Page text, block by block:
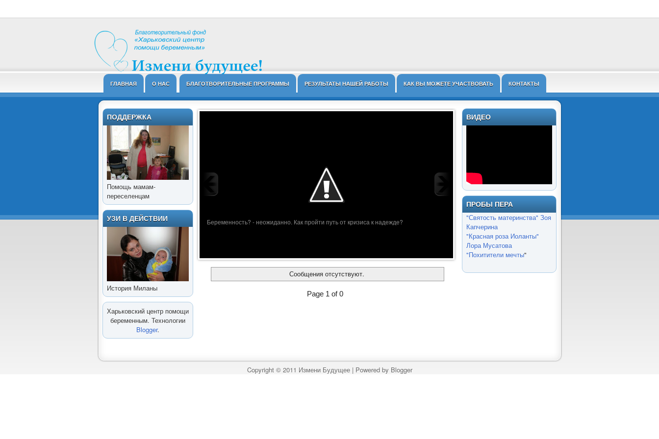
ГЛАВНАЯ О НАС БЛАГОТВОРИТЕЛЬНЫЕ ПРОГРАММЫ РЕЗУЛЬТАТЫ НАШЕЙ РАБОТЫ КАК ВЫ МОЖЕТЕ УЧАСТВОВАТЬ КОНТАКТЫ
ПОДДЕРЖКА
Помощь мамам-
переселенцам
УЗИ В ДЕЙСТВИИ
История Миланы
Харьковский центр помощи
беременным. Технологии
Blogger.
Беременность? - неожиданно. Как пройти путь от кризиса к надежде?
Сообщения отсутствуют.
Page 1 of 0
ВИДЕО
ПРОБЫ ПЕРА
"Святость материнства" Зоя
Капчерина
"Красная роза Иоланты"
Лора Мусатова
"Похитители мечты"
Copyright © 2011 Измени Будущее| Powered by Blogger